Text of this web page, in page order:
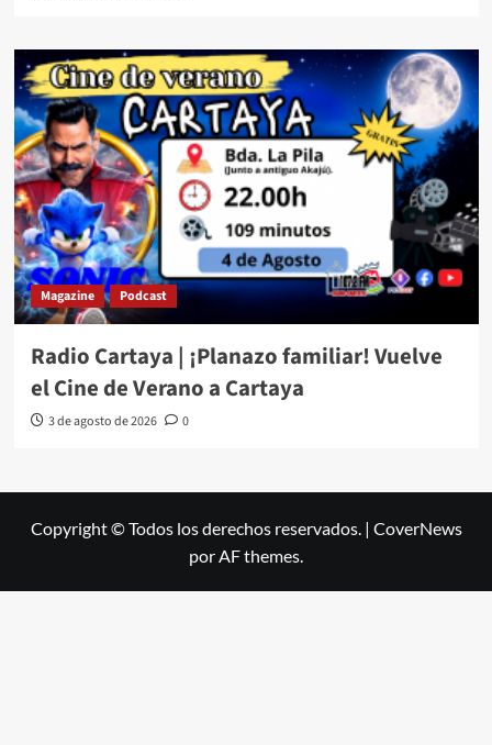
Magazine Podcast
Radio Cartaya | ¡Planazo familiar! Vuelve
el Cine de Verano a Cartaya
3 de agosto de 2026 0
Copyright © Todos los derechos reservados. | CoverNews
por AF themes.